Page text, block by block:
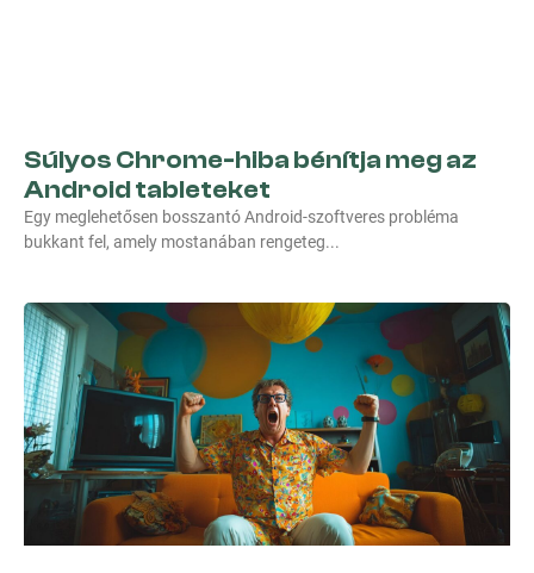
Súlyos Chrome-hiba bénítja meg az
Android tableteket
Egy meglehetősen bosszantó Android-szoftveres probléma
bukkant fel, amely mostanában rengeteg